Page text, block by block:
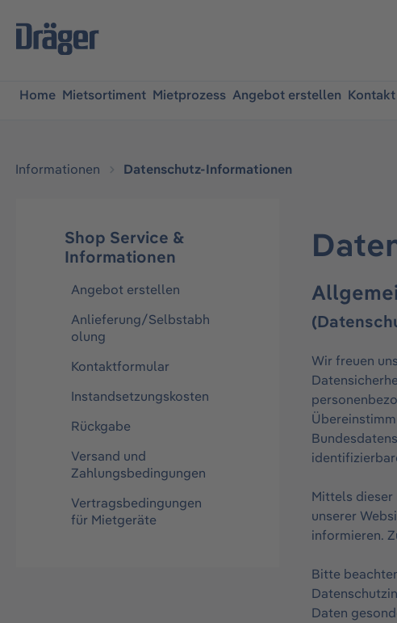
Home Mietsortiment Mietprozess Angebot erstellen Kontakt
Informationen Datenschutz-Informationen
Shop Service &
Informationen
Angebot erstellen
Anlieferung/Selbstabh
olung
Kontaktformular
Instandsetzungskosten
Rückgabe
Versand und
Zahlungsbedingungen
Vertragsbedingungen
für Mietgeräte
Wir freuen
Mittels dieser
unserer
informieren.
Bitte
Daten